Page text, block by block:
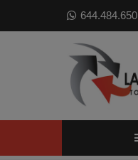
644.484.650